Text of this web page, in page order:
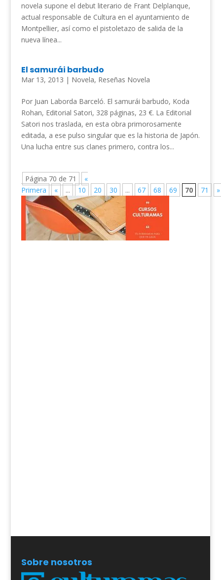
novela supone el debut literario de Frant Delplanque,
actual responsable de Cultura en el ayuntamiento de
Montpellier, así como el pistoletazo de salida de la
nueva línea...
El samurái barbudo
Mar 13, 2013 | Novela, Reseñas Novela
Por Juan Laborda Barceló. El samurái barbudo, Koda
Rohan, Editorial Satori, 328 páginas, 23 €. La Editorial
Satori nos traslada, en esta obra primorosamente
editada, a ese pulso singular que es la historia de Japón.
Una lucha entre sus clanes primero, contra los...
Página 70 de 71
«
Primera
« ... 10 20 30 ... 67 68 69 70 71 »
Sobre nosotros